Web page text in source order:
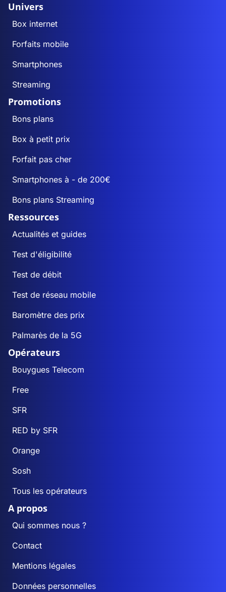
Univers
Box internet
Forfaits mobile
Smartphones
Streaming
Promotions
Bons plans
Box à petit prix
Forfait pas cher
Smartphones à - de 200€
Bons plans Streaming
Ressources
Actualités et guides
Test d'éligibilité
Test de débit
Test de réseau mobile
Baromètre des prix
Palmarès de la 5G
Opérateurs
Bouygues Telecom
Free
SFR
RED by SFR
Orange
Sosh
Tous les opérateurs
A propos
Qui sommes nous ?
Contact
Mentions légales
Données personnelles